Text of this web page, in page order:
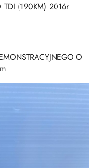
TDI (190KM) 2016r
O